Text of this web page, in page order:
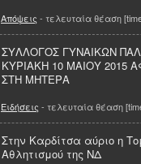
Απόψεις - τελευταία θέαση
ΣΥΛΛΟΓΟΣ ΓΥΝΑΙΚΩΝ
ΚΥΡΙΑΚΗ 10 ΜΑΙΟΥ 2015
ΣΤΗ ΜΗΤΕΡΑ
Ειδήσεις - τελευταία θέαση
Στην Καρδίτσα αύριο η
Αθλητισμού της ΝΔ